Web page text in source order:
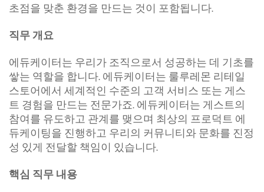
초점을 맞춘 환경을 만드는 것이 포함됩니다.
직무 개요
에듀케이터는 우리가 조직으로서 성공하는 데 기초를
쌓는 역할을 합니다. 에듀케이터는 룰루레몬 리테일
스토어에서 세계적인 수준의 고객 서비스 또는 게스
트 경험을 만드는 전문가죠. 에듀케이터는 게스트의
참여를 유도하고 관계를 맺으며 최상의 프로덕트 에
듀케이팅을 진행하고 우리의 커뮤니티와 문화를 진정
성 있게 전달할 책임이 있습니다.
핵심 직무 내용